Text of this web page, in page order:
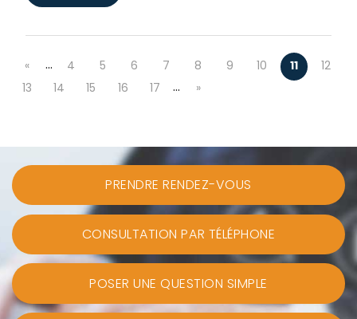
« … 4 5 6 7 8 9 10 11
12
13
14 15 16 17 … »
PRENDRE RENDEZ-VOUS
CONSULTATION PAR TÉLÉPHONE
POSER UNE QUESTION SIMPLE